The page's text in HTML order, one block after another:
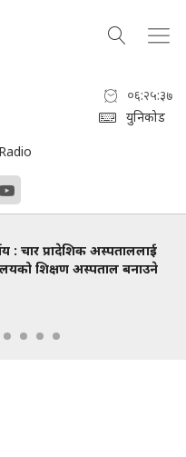
०६:२५:३८
युनिकोड
: चार प्रादेशिक अस्पताललाई
शिक्षण अस्पताल बनाउने